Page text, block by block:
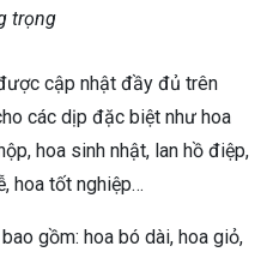
trọng
cập nhật đầy đủ trên
các dịp đặc biệt như hoa
hoa sinh nhật, lan hồ điệp,
hoa tốt nghiệp…
gồm: hoa bó dài, hoa giỏ,